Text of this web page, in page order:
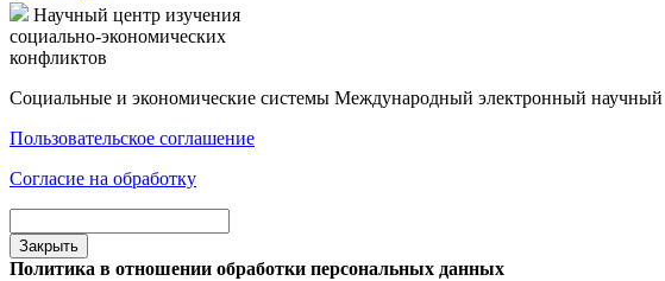
Научный центр изучения
социально-экономических
конфликтов
Социальные и экономические системы Международный электронный
Пользовательское соглашение
Согласие на обработку
Закрыть
Политика в отношении обработки персональных данных